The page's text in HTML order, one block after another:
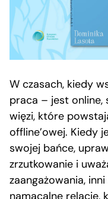
W czasach, kiedy
praca – jest online,
więzi, które
offline’owej. Kiedy
swojej bańce,
zrzutkowanie i
zaangażowania,